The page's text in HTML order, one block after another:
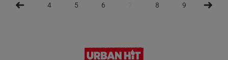
4 5 6 8 9 10